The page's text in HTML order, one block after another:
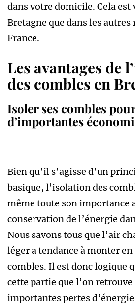
dans votre domicile. Cela est
Bretagne que dans les autres
France.
Les avantages de
des combles en
Isoler ses combles
d’importantes
Bien qu’il s’agisse d’un
basique, l’isolation des
même toute son importance
conservation de l’énergie
Nous savons tous que l’air
léger a tendance à monter
combles. Il est donc logique
cette partie que l’on retrouve
importantes pertes